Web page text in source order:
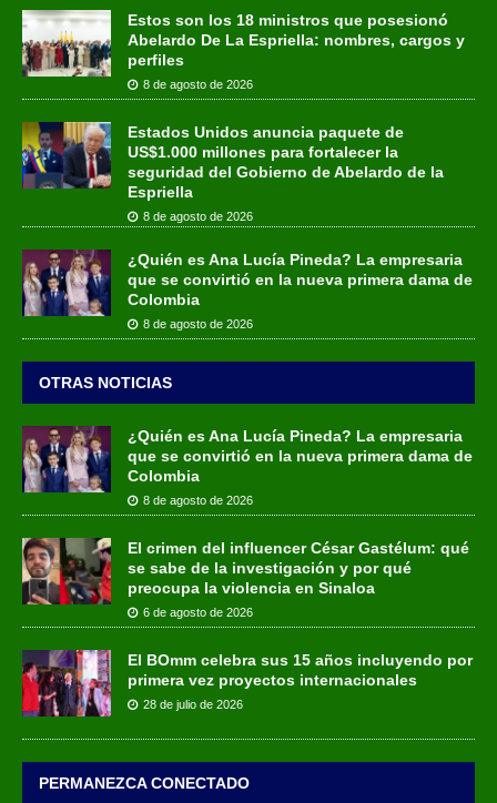
Estos son los 18 ministros que posesionó
Abelardo De La Espriella: nombres, cargos y
perfiles
8 de agosto de 2026
Estados Unidos anuncia paquete de
US$1.000 millones para fortalecer la
seguridad del Gobierno de Abelardo de la
Espriella
8 de agosto de 2026
¿Quién es Ana Lucía Pineda? La empresaria
que se convirtió en la nueva primera dama de
Colombia
8 de agosto de 2026
OTRAS NOTICIAS
¿Quién es Ana Lucía Pineda? La empresaria
que se convirtió en la nueva primera dama de
Colombia
8 de agosto de 2026
El crimen del influencer César Gastélum: qué
se sabe de la investigación y por qué
preocupa la violencia en Sinaloa
6 de agosto de 2026
El BOmm celebra sus 15 años incluyendo por
primera vez proyectos internacionales
28 de julio de 2026
PERMANEZCA CONECTADO